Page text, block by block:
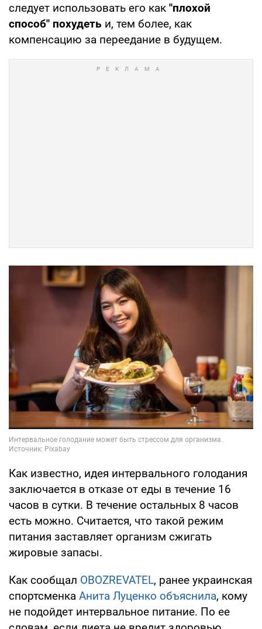
следует использовать его как "плохой
способ" похудеть и, тем более, как
компенсацию за переедание в будущем.
Как известно, идея интервального голодания
заключается в отказе от еды в течение 16
часов в сутки. В течение остальных 8 часов
есть можно. Считается, что такой режим
питания заставляет организм сжигать
жировые запасы.
Как сообщал OBOZREVATEL, ранее украинская
спортсменка Анита Луценко объяснила, кому
не подойдет интервальное питание. По ее